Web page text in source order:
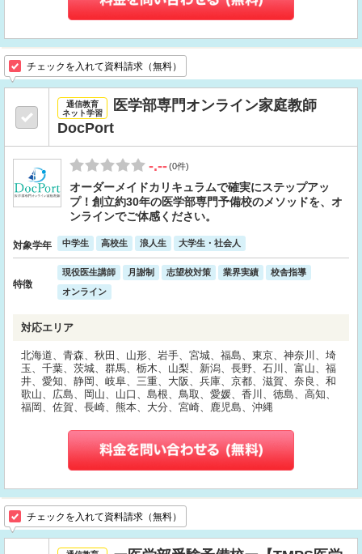
チェックを入れて資料請求（無料）
通信教育
ネット学習
医学部専門オンライン家庭教師
DocPort
-.--(0件)
オーダーメイドカリキュラムで確実にステップアッ
プ！創立約30年の医学部専門予備校のメソッドを、オ
ンラインでご体感ください。
対象学年 中学生 高校生 浪人生 大学生・社会人
特徴
現役医生講師 月謝制 志望校対策 業界実績
校舎指導
オンライン
対応エリア
北海道、青森、秋田、山形、岩手、宮城、福島、東京、神奈川、埼
玉、千葉、茨城、群馬、栃木、山梨、新潟、長野、石川、富山、福
井、愛知、静岡、岐阜、三重、大阪、兵庫、京都、滋賀、奈良、和
歌山、広島、岡山、山口、島根、鳥取、愛媛、香川、徳島、高知、
福岡、佐賀、長崎、熊本、大分、宮崎、鹿児島、沖縄
チェックを入れて資料請求（無料）